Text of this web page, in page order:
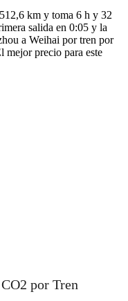
km y toma 6 h y 32
salida en 0:05 y la
a Weihai por tren por
mejor precio para este
por Tren